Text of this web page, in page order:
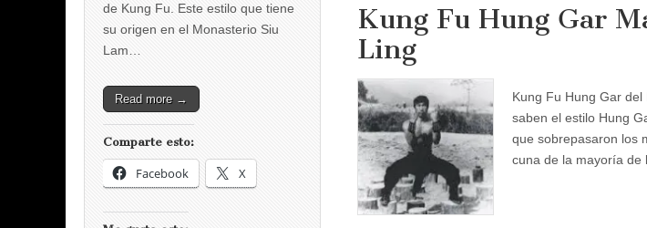
Kung Fu Hung Gar
Ling
Kung Fu Hung Gar
saben el estilo Hung
que sobrepasaron los
cuna de la mayoría de
de Kung Fu. Este estilo que tiene
su origen en el Monasterio Siu
Lam…
Read more →
Comparte esto:
Facebook X